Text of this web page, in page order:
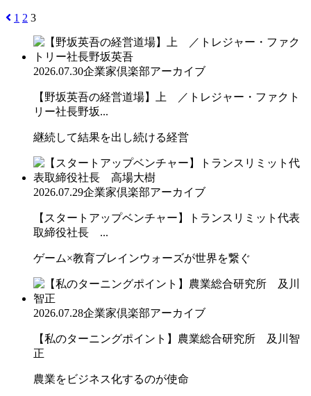
1 2 3
2026.07.30企業家倶楽部アーカイブ
【野坂英吾の経営道場】上 ／トレジャー・ファクト
リー社長野坂...
継続して結果を出し続ける経営
2026.07.29企業家倶楽部アーカイブ
【スタートアップベンチャー】トランスリミット代表
取締役社長 ...
ゲーム×教育ブレインウォーズが世界を繋ぐ
2026.07.28企業家倶楽部アーカイブ
【私のターニングポイント】農業総合研究所 及川智
正
農業をビジネス化するのが使命